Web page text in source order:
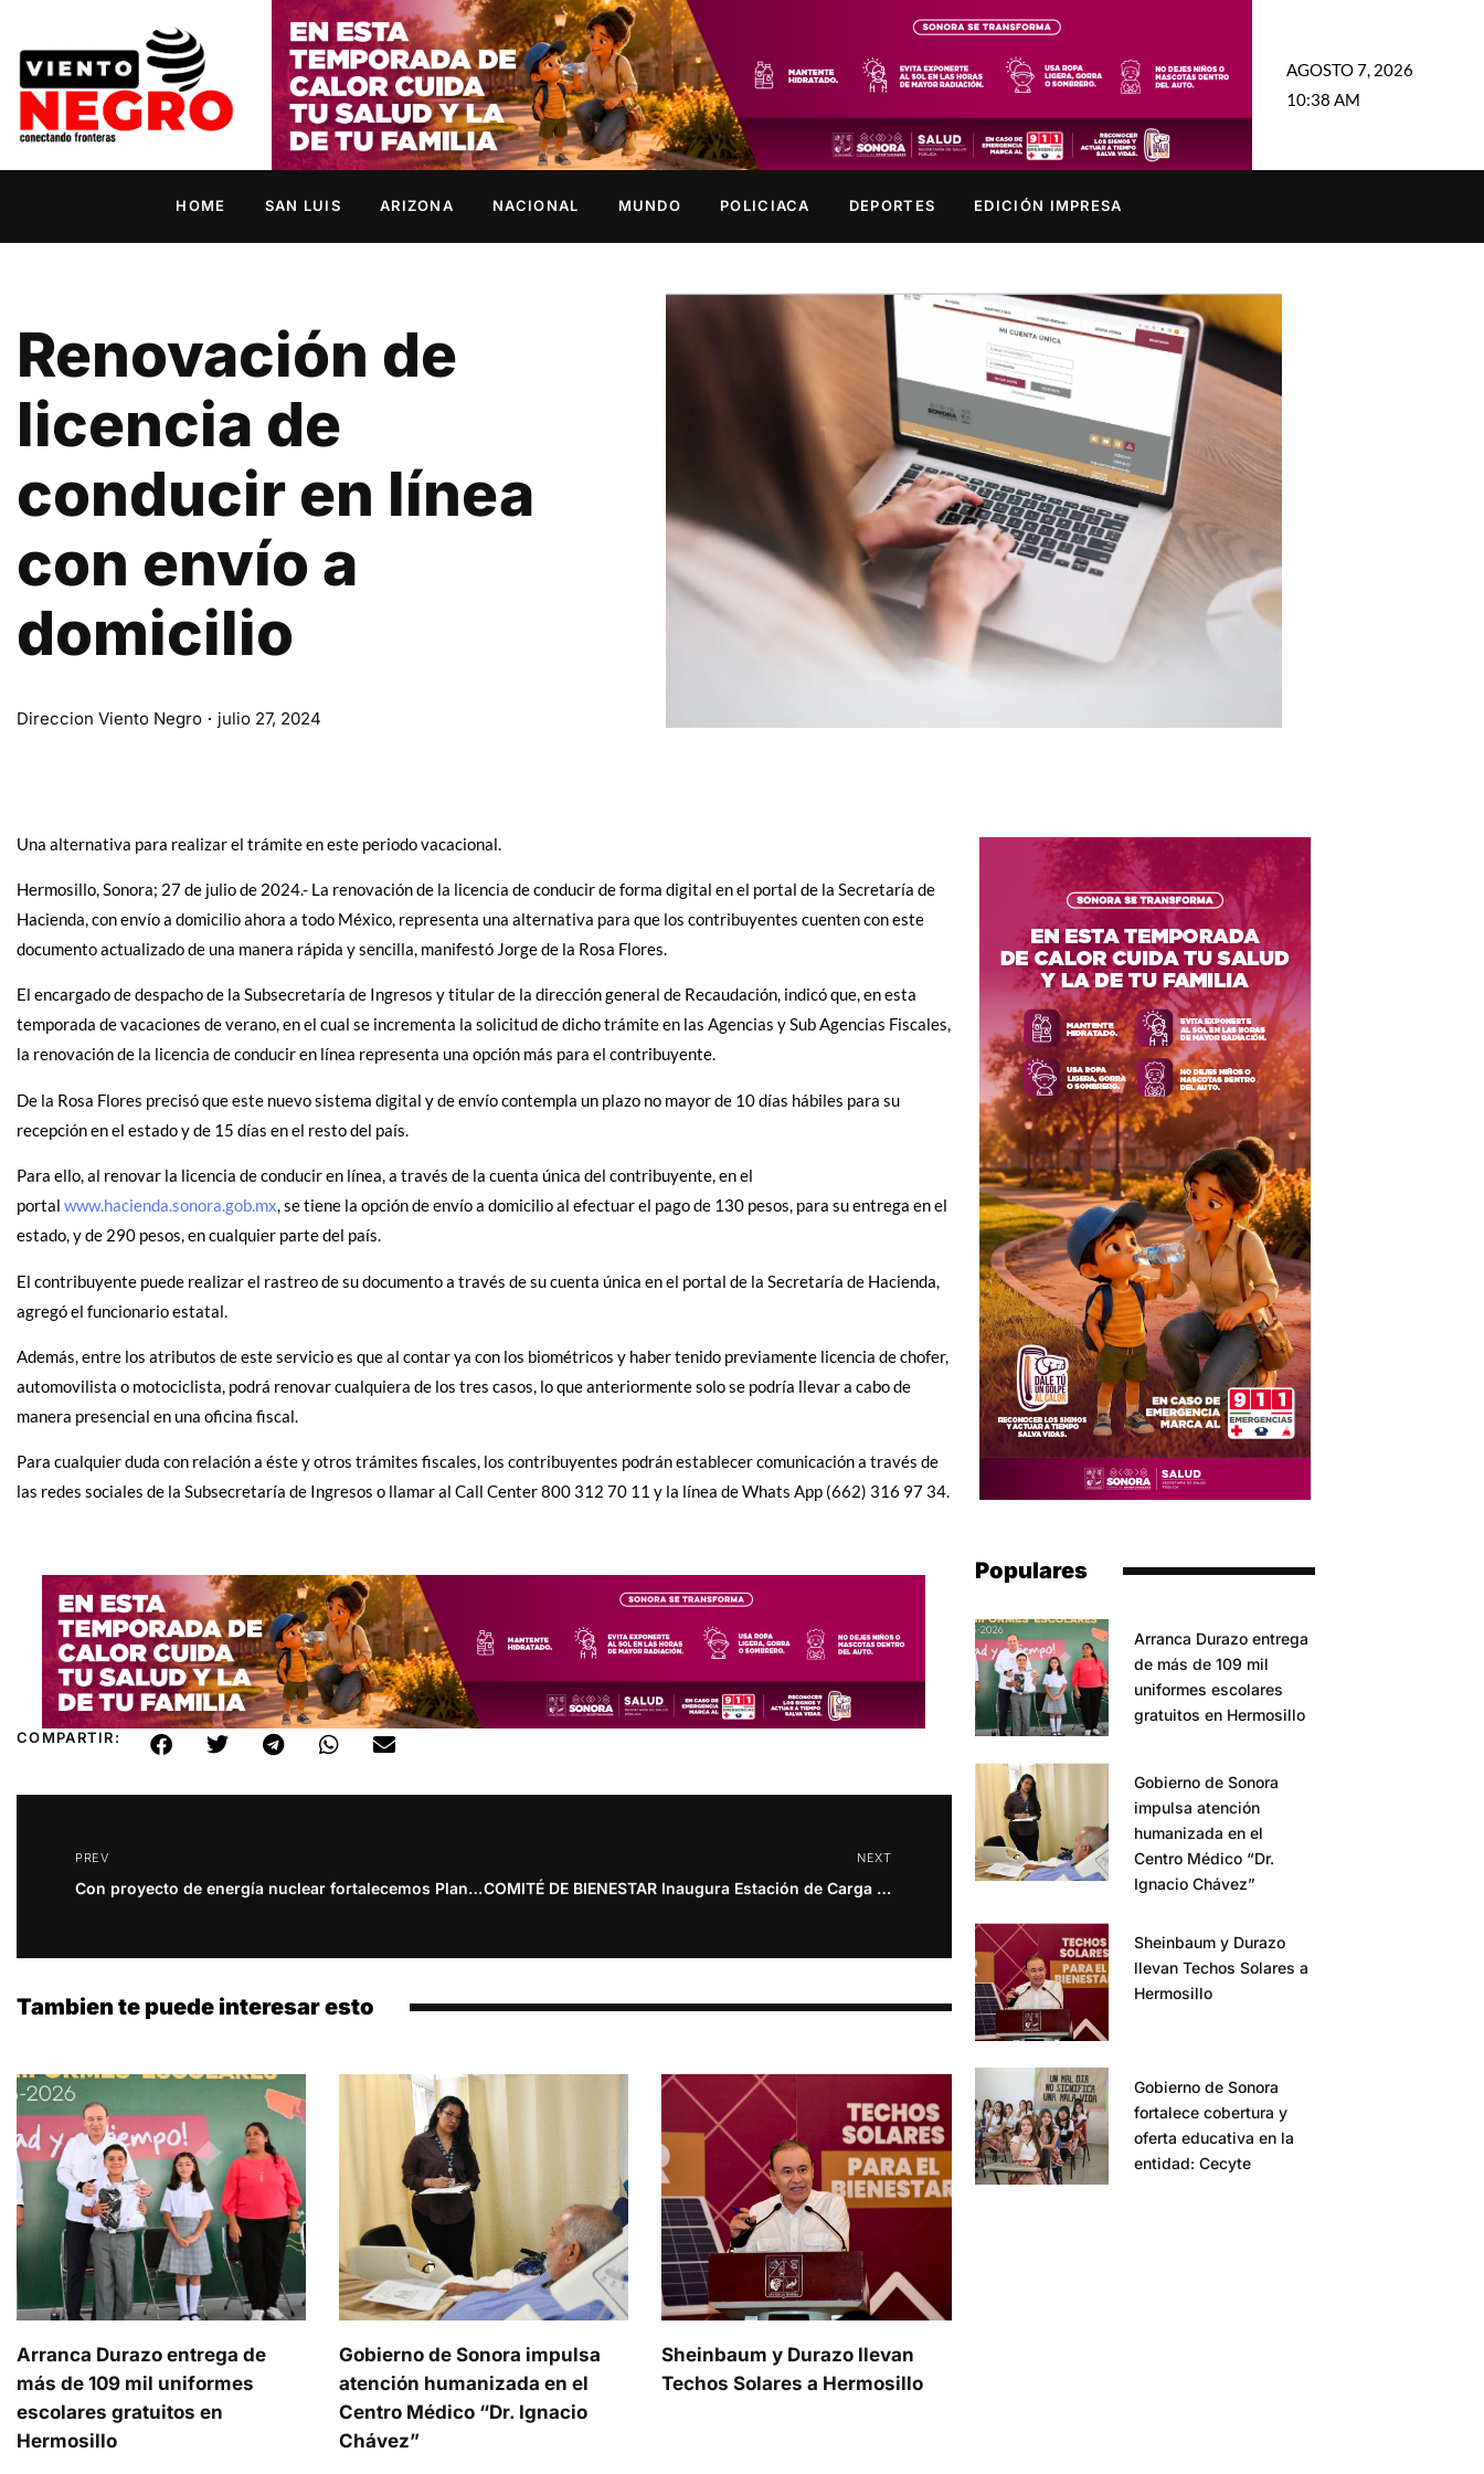
AGOSTO 7, 2026
10:38 AM
HOME SAN LUIS ARIZONA NACIONAL MUNDO POLICIACA DEPORTES EDICIÓN IMPRESA
Renovación de
licencia de
conducir en línea
con envío a
domicilio
Direccion Viento Negro julio 27, 2024
Una alternativa para realizar el trámite en este periodo vacacional.
Hermosillo, Sonora; 27 de julio de 2024.- La renovación de la licencia de conducir de forma digital en el portal de la Secretaría de
Hacienda, con envío a domicilio ahora a todo México, representa una alternativa para que los contribuyentes cuenten con este
documento actualizado de una manera rápida y sencilla, manifestó Jorge de la Rosa Flores.
El encargado de despacho de la Subsecretaría de Ingresos y titular de la dirección general de Recaudación, indicó que, en esta
temporada de vacaciones de verano, en el cual se incrementa la solicitud de dicho trámite en las Agencias y Sub Agencias Fiscales,
la renovación de la licencia de conducir en línea representa una opción más para el contribuyente.
De la Rosa Flores precisó que este nuevo sistema digital y de envío contempla un plazo no mayor de 10 días hábiles para su
recepción en el estado y de 15 días en el resto del país.
Para ello, al renovar la licencia de conducir en línea, a través de la cuenta única del contribuyente, en el
portal www.hacienda.sonora.gob.mx, se tiene la opción de envío a domicilio al efectuar el pago de 130 pesos, para su entrega en el
estado, y de 290 pesos, en cualquier parte del país.
El contribuyente puede realizar el rastreo de su documento a través de su cuenta única en el portal de la Secretaría de Hacienda,
agregó el funcionario estatal.
Además, entre los atributos de este servicio es que al contar ya con los biométricos y haber tenido previamente licencia de chofer,
automovilista o motociclista, podrá renovar cualquiera de los tres casos, lo que anteriormente solo se podría llevar a cabo de
manera presencial en una oficina fiscal.
Para cualquier duda con relación a éste y otros trámites fiscales, los contribuyentes podrán establecer comunicación a través de
las redes sociales de la Subsecretaría de Ingresos o llamar al Call Center 800 312 70 11 y la línea de Whats App (662) 316 97 34.
COMPARTIR:
PREV
Con proyecto de energía nuclear fortalecemos Plan Sonora: Alfonso Durazo
NEXT
COMITÉ DE BIENESTAR Inaugura Estación de Carga de Vehículos Eléctricos
Tambien te puede interesar esto
Arranca Durazo entrega de
más de 109 mil uniformes
escolares gratuitos en
Hermosillo
Gobierno de Sonora impulsa
atención humanizada en el
Centro Médico “Dr. Ignacio
Chávez”
Sheinbaum y Durazo llevan
Techos Solares a Hermosillo
Populares
Arranca Durazo entrega
de más de 109 mil
uniformes escolares
gratuitos en Hermosillo
Gobierno de Sonora
impulsa atención
humanizada en el
Centro Médico “Dr.
Ignacio Chávez”
Sheinbaum y Durazo
llevan Techos Solares a
Hermosillo
Gobierno de Sonora
fortalece cobertura y
oferta educativa en la
entidad: Cecyte